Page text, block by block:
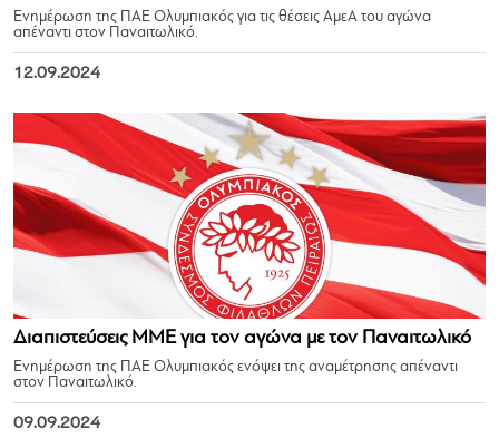
Ενημέρωση της ΠΑΕ Ολυμπιακός για τις θέσεις ΑμεΑ του αγώνα
απέναντι στον Παναιτωλικό.
12.09.2024
Διαπιστεύσεις ΜΜΕ για τον αγώνα με τον Παναιτωλικό
Ενημέρωση της ΠΑΕ Ολυμπιακός ενόψει της αναμέτρησης απέναντι
στον Παναιτωλικό.
09.09.2024